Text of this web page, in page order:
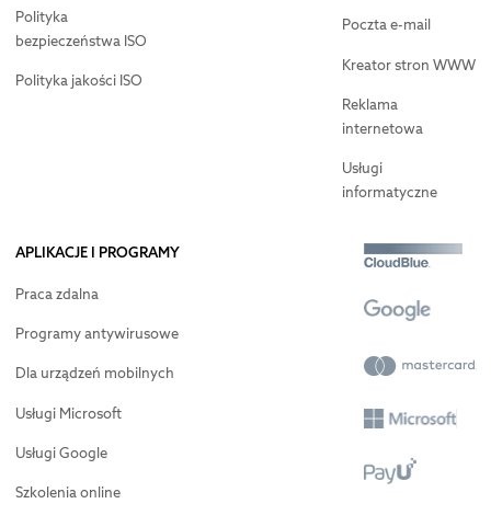
Polityka
bezpieczeństwa ISO
Polityka jakości ISO
Poczta e-mail
Kreator stron WWW
Reklama
internetowa
Usługi
informatyczne
APLIKACJE I PROGRAMY
Praca zdalna
Programy antywirusowe
Dla urządzeń mobilnych
Usługi Microsoft
Usługi Google
Szkolenia online